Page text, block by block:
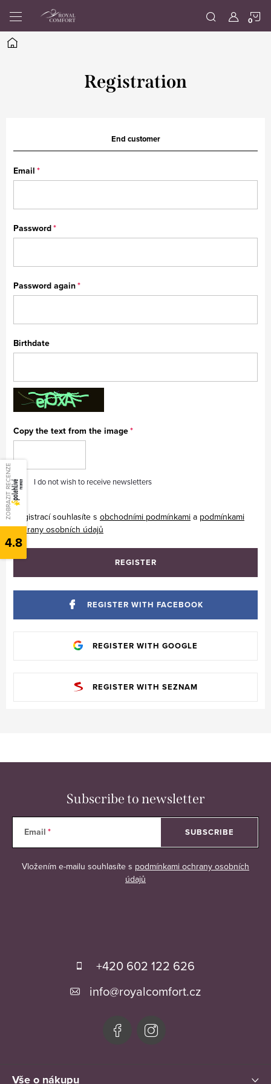
content
Home
Registration
End customer
Email
Password
Password again
Birthdate
Copy the text from the image
I do not wish to receive newsletters
Registrací souhlasíte s obchodními podmínkami a podmínkami
ochrany osobních údajů
REGISTER
REGISTER WITH FACEBOOK
REGISTER WITH GOOGLE
REGISTER WITH SEZNAM
Subscribe to newsletter
Email
Vložením e-mailu souhlasíte s podmínkami ochrany osobních
údajů
SUBSCRIBE
+420 602 122 626
info@royalcomfort.cz
Vše o nákupu
ZOBRAZIT RECENZE
4.8